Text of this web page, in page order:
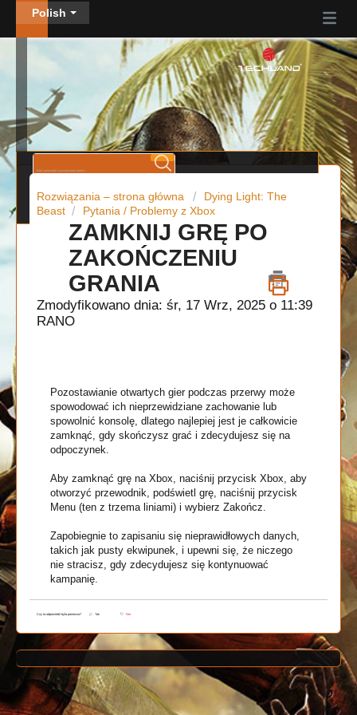
Polish
Rozwiązania – strona główna
Dying Light: The
Beast
Pytania / Problemy z Xbox
ZAMKNIJ GRĘ PO
ZAKOŃCZENIU
GRANIA
Zmodyfikowano dnia: śr, 17 Wrz, 2025 o 11:39
RANO
Pozostawianie otwartych gier podczas przerwy może
spowodować ich nieprzewidziane zachowanie lub
spowolnić konsolę, dlatego najlepiej jest je całkowicie
zamknąć, gdy skończysz grać i zdecydujesz się na
odpoczynek.
Aby zamknąć grę na Xbox, naciśnij przycisk Xbox, aby
otworzyć przewodnik, podświetl grę, naciśnij przycisk
Menu (ten z trzema liniami) i wybierz Zakończ.
Zapobiegnie to zapisaniu się nieprawidłowych danych,
takich jak pusty ekwipunek, i upewni się, że niczego
nie stracisz, gdy zdecydujesz się kontynuować
kampanię.
Czy ta odpowiedź była pomocna? Tak Nie